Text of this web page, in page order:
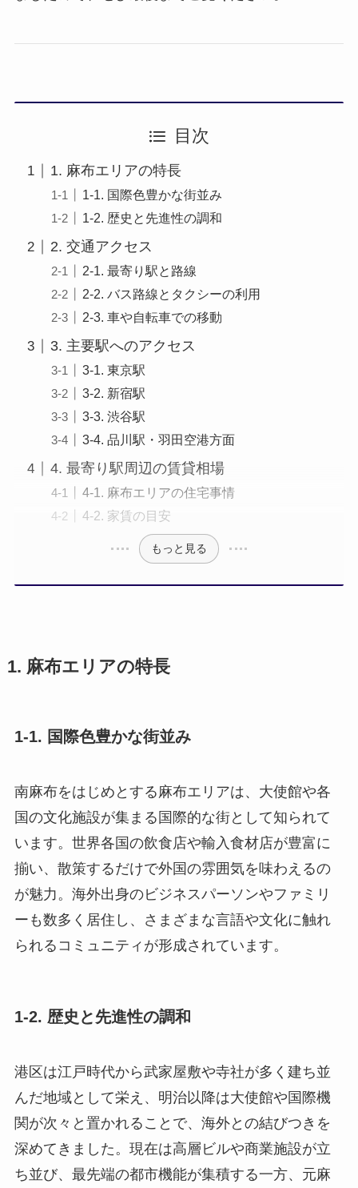
目次
1. 麻布エリアの特長
1-1. 国際色豊かな街並み
1-2. 歴史と先進性の調和
2. 交通アクセス
2-1. 最寄り駅と路線
2-2. バス路線とタクシーの利用
2-3. 車や自転車での移動
3. 主要駅へのアクセス
3-1. 東京駅
3-2. 新宿駅
3-3. 渋谷駅
3-4. 品川駅・羽田空港方面
4. 最寄り駅周辺の賃貸相場
4-1. 麻布エリアの住宅事情
4-2. 家賃の目安
もっと見る
1. 麻布エリアの特長
1-1. 国際色豊かな街並み
南麻布をはじめとする麻布エリアは、大使館や各
国の文化施設が集まる国際的な街として知られて
います。世界各国の飲食店や輸入食材店が豊富に
揃い、散策するだけで外国の雰囲気を味わえるの
が魅力。海外出身のビジネスパーソンやファミリ
ーも数多く居住し、さまざまな言語や文化に触れ
られるコミュニティが形成されています。
1-2. 歴史と先進性の調和
港区は江戸時代から武家屋敷や寺社が多く建ち並
んだ地域として栄え、明治以降は大使館や国際機
関が次々と置かれることで、海外との結びつきを
深めてきました。現在は高層ビルや商業施設が立
ち並び、最先端の都市機能が集積する一方、元麻